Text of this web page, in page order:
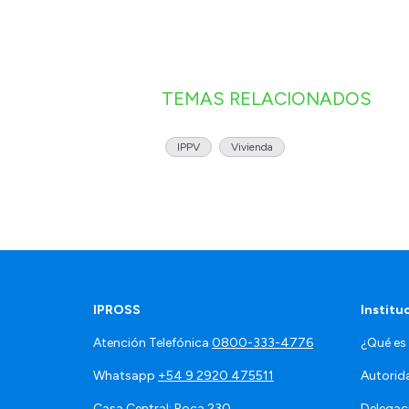
TEMAS RELACIONADOS
IPPV Vivienda
IPROSS
Atención Telefónica 0800-333-4776
Whatsapp +54 9 2920 475511
¿Qué es